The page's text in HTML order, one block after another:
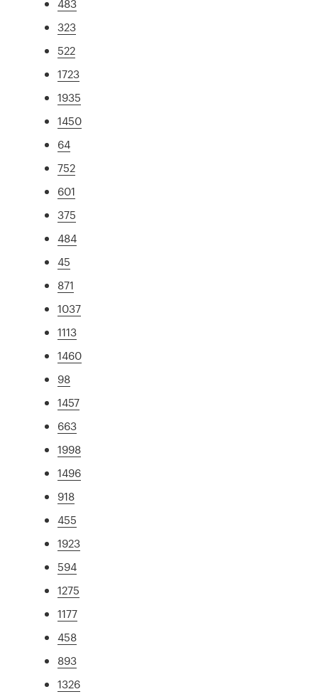
483
323
522
1723
1935
1450
64
752
601
375
484
45
871
1037
1113
1460
98
1457
663
1998
1496
918
455
1923
594
1275
1177
458
893
1326